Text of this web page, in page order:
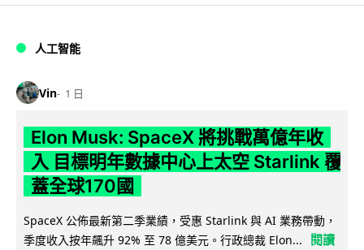
人工智能
Vin 1 日
Elon Musk: SpaceX 將挑戰萬億年收
入 目標明年數據中心上太空 Starlink 覆
蓋全球170國
SpaceX 公佈最新第二季業績，受惠 Starlink 與 AI 業務帶動，
季度收入按年飆升 92% 至 78 億美元。行政總裁 Elon...
閱讀